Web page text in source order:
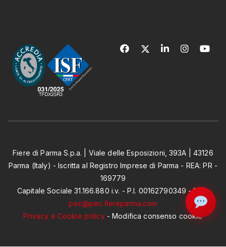
Fiere di Parma S.p.a. | Viale delle Esposizioni, 393A | 43126
Parma (Italy) - Iscritta al Registro Imprese di Parma - REA: PR -
169779
Capitale Sociale 31.166.880 i.v. - P.I. 00162790349 - PEC:
pec@pec.fiereparma.com
Privacy e Cookie policy-Modifica consenso cookie